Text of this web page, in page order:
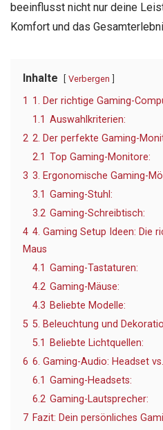
beeinflusst nicht nur deine
Komfort und das
Inhalte Verbergen
1 1. Der richtige Gaming-
1.1 Auswahlkriterien:
2 2. Der perfekte Gaming-
2.1 Top Gaming-Monitore:
3 3. Ergonomische Gaming-
3.1 Gaming-Stuhl:
3.2 Gaming-Schreibtisch:
4 4. Gaming Setup Ideen: Die
Maus
4.1 Gaming-Tastaturen:
4.2 Gaming-Mäuse:
4.3 Beliebte Modelle:
5 5. Beleuchtung und
5.1
Beliebte Lichtquellen:
6 6. Gaming-Audio: Headset
6.1 Gaming-Headsets:
6.2 Gaming-Lautsprecher:
7 Fazit: Dein persönliches